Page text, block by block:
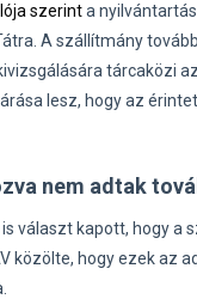
szerinta
A szállítmány
tárcaközi
lesz, hogy az
nem adtak
választ kapott, hogy
közölte, hogy ezek az